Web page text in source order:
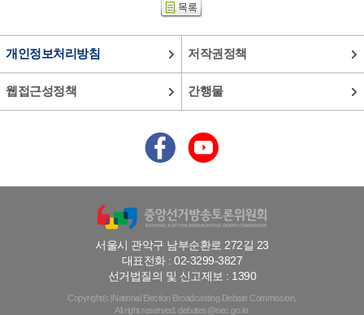
개인정보처리방침 저작권정책
웹접근성정책 간행물
서울시 관악구 남부순환로 272길 23
대표전화 : 02-3299-3827
선거법질의 및 신고제보 : 1390
Copyright(c)National Election Broadcasting Debate Commission,
All right reserved. debates@nec.go.kr